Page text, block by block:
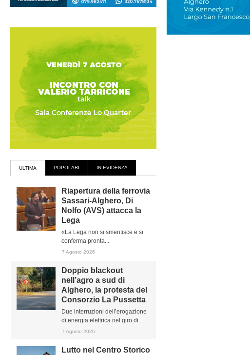
ULTIMA POPOLARI IN EVIDENZA
Riapertura della ferrovia
Sassari-Alghero, Di
Nolfo (AVS) attacca la
Lega
«La Lega non si smentisce e si
conferma pronta...
7 Agosto 2026
Doppio blackout
nell’agro a sud di
Alghero, la protesta del
Consorzio La Pussetta
Due interruzioni dell’erogazione
di energia elettrica nel giro di...
7 Agosto 2026
Lutto nel Centro Storico